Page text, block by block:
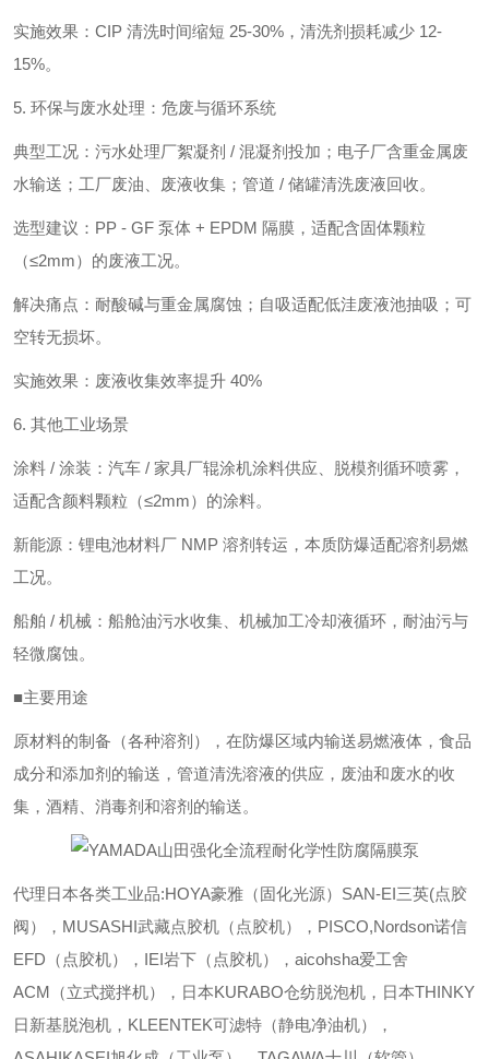
实施效果：CIP 清洗时间缩短 25-30%，清洗剂损耗减少 12-
15%。
5. 环保与废水处理：危废与循环系统
典型工况：污水处理厂絮凝剂 / 混凝剂投加；电子厂含重金属废
水输送；工厂废油、废液收集；管道 / 储罐清洗废液回收。
选型建议：PP - GF 泵体 + EPDM 隔膜，适配含固体颗粒
（≤2mm）的废液工况。
解决痛点：耐酸碱与重金属腐蚀；自吸适配低洼废液池抽吸；可
空转无损坏。
实施效果：废液收集效率提升 40%
6. 其他工业场景
涂料 / 涂装：汽车 / 家具厂辊涂机涂料供应、脱模剂循环喷雾，
适配含颜料颗粒（≤2mm）的涂料。
新能源：锂电池材料厂 NMP 溶剂转运，本质防爆适配溶剂易燃
工况。
船舶 / 机械：船舱油污水收集、机械加工冷却液循环，耐油污与
轻微腐蚀。
■主要用途
原材料的制备（各种溶剂），在防爆区域内输送易燃液体，食品
成分和添加剂的输送，管道清洗溶液的供应，废油和废水的收
集，酒精、消毒剂和溶剂的输送。
代理日本各类工业品:HOYA豪雅（固化光源）SAN-EI三英(点胶
阀），MUSASHI武藏点胶机（点胶机），PISCO,Nordson诺信
EFD（点胶机），IEI岩下（点胶机），aicohsha爱工舍
ACM（立式搅拌机），日本KURABO仓纺脱泡机，日本THINKY
日新基脱泡机，KLEENTEK可滤特（静电净油机），